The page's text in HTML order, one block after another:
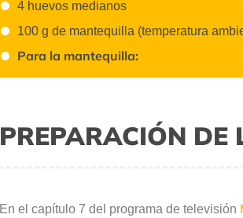
4 huevos medianos
100 g de mantequilla (temperatura
Para la mantequilla:
PREPARACIÓN DE
En el capítulo 7 del programa de televisión